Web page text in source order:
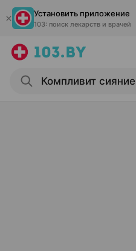
Установить приложение
103: поиск лекарств и врачей